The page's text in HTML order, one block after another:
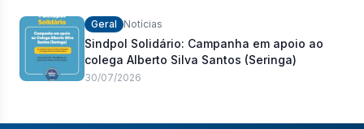
Geral Notícias
Sindpol Solidário: Campanha em apoio ao
colega Alberto Silva Santos (Seringa)
30/07/2026